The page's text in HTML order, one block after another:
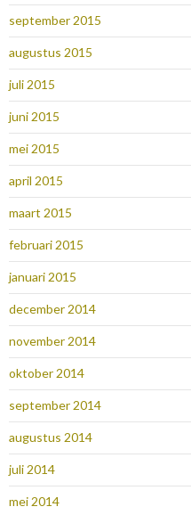
september 2015
augustus 2015
juli 2015
juni 2015
mei 2015
april 2015
maart 2015
februari 2015
januari 2015
december 2014
november 2014
oktober 2014
september 2014
augustus 2014
juli 2014
mei 2014